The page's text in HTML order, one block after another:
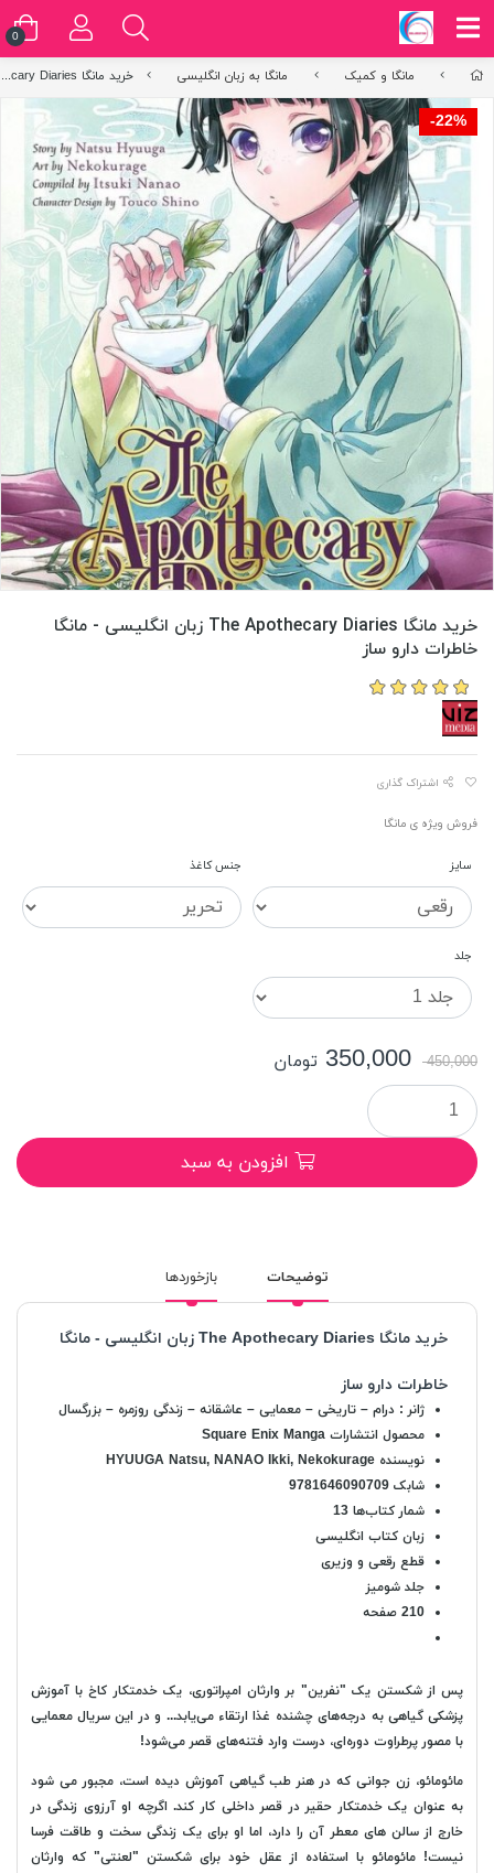
مانگا و کمیک مانگا به زبان انگلیسی خرید مانگا The Apothecary Diaries زبان انگلیسی - مانگا خاطرات دارو ساز
22%-
خرید مانگا The Apothecary Diaries زبان انگلیسی - مانگا
خاطرات دارو ساز
اشتراک گذاری
فروش ویژه ی مانگا
سایز جنس کاغذ
جلد
450,000
350,000 تومان
افزودن به سبد
توضیحات بازخوردها
خرید مانگا The Apothecary Diaries زبان انگلیسی - مانگا
خاطرات دارو ساز
ژانر : درام – تاریخی – معمایی – عاشقانه – زندگی روزمره – بزرگسال
محصول انتشارات Square Enix Manga
نویسنده HYUUGA Natsu, NANAO Ikki, Nekokurage
شابک 9781646090709
شمار کتاب‌ها 13
زبان کتاب انگلیسی
قطع رقعی و وزیری
جلد شومیز
210 صفحه
پس از شکستن یک "نفرین" بر وارثان امپراتوری، یک خدمتکار کاخ با آموزش
پزشکی گیاهی به درجه‌های چشنده غذا ارتقاء می‌یابد... و در این سریال معمایی
با مصور پرطراوت دوره‌ای، درست وارد فتنه‌های قصر می‌شود!
مائومائو، زن جوانی که در هنر طب گیاهی آموزش دیده است، مجبور می شود
به عنوان یک خدمتکار حقیر در قصر داخلی کار کند. اگرچه او آرزوی زندگی در
خارج از سالن های معطر آن را دارد، اما او برای یک زندگی سخت و طاقت فرسا
نیست! مائومائو با استفاده از عقل خود برای شکستن "لعنتی" که وارثان
0